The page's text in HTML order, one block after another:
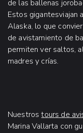
de las ballenas
Estos gigantesviajan
Alaska, lo que
de avistamiento de
permiten ver saltos,
madres y crías.
Nuestrostours de
Marina Vallarta con